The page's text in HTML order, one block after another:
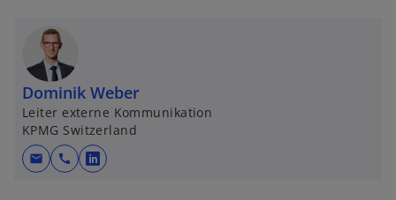
Dominik Weber
Leiter externe Kommunikation
KPMG Switzerland
mail call
w